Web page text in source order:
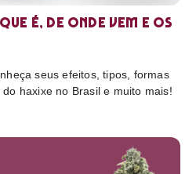
é, de onde vem e os
seus efeitos, tipos, formas
haxixe no Brasil e muito mais!